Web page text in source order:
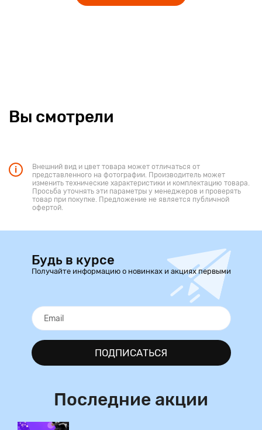
Вы смотрели
Внешний вид и цвет товара может отличаться от
представленного на фотографии. Производитель может
изменить технические характеристики и комплектацию товара.
Просьба уточнять эти параметры у менеджеров и проверять
товар при покупке. Предложение не является публичной
офертой.
Будь в курсе
Получайте информацию о новинках и акциях первыми
ПОДПИСАТЬСЯ
Последние акции